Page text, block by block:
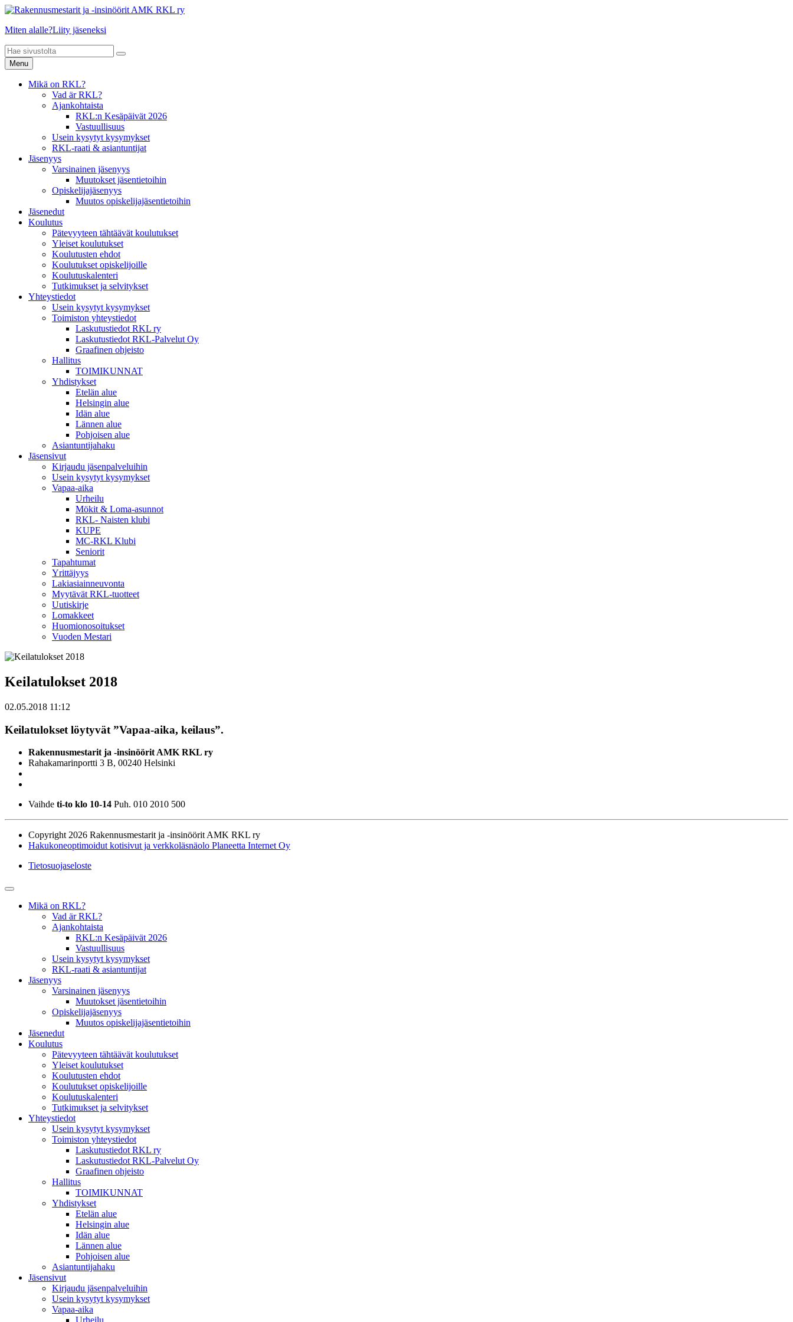
Miten alalle?Liity jäseneksi
Menu
Mikä on RKL?
Vad är RKL?
Ajankohtaista
RKL:n Kesäpäivät 2026
Vastuullisuus
Usein kysytyt kysymykset
RKL-raati & asiantuntijat
Jäsenyys
Varsinainen jäsenyys
Muutokset jäsentietoihin
Opiskelijajäsenyys
Muutos opiskelijajäsentietoihin
Jäsenedut
Koulutus
Pätevyyteen tähtäävät koulutukset
Yleiset koulutukset
Koulutusten ehdot
Koulutukset opiskelijoille
Koulutuskalenteri
Tutkimukset ja selvitykset
Yhteystiedot
Usein kysytyt kysymykset
Toimiston yhteystiedot
Laskutustiedot RKL ry
Laskutustiedot RKL-Palvelut Oy
Graafinen ohjeisto
Hallitus
TOIMIKUNNAT
Yhdistykset
Etelän alue
Helsingin alue
Idän alue
Lännen alue
Pohjoisen alue
Asiantuntijahaku
Jäsensivut
Kirjaudu jäsenpalveluihin
Usein kysytyt kysymykset
Vapaa-aika
Urheilu
Mökit & Loma-asunnot
RKL- Naisten klubi
KUPE
MC-RKL Klubi
Seniorit
Tapahtumat
Yrittäjyys
Lakiasiainneuvonta
Myytävät RKL-tuotteet
Uutiskirje
Lomakkeet
Huomionosoitukset
Vuoden Mestari
Keilatulokset 2018
02.05.2018 11:12
Keilatulokset löytyvät ”Vapaa-aika, keilaus”.
Rakennusmestarit ja -insinöörit AMK RKL ry
Rahakamarinportti 3 B, 00240 Helsinki
Vaihde ti-to klo 10-14 Puh. 010 2010 500
Copyright 2026 Rakennusmestarit ja -insinöörit AMK RKL ry
Hakukoneoptimoidut kotisivut ja verkkoläsnäolo Planeetta Internet Oy
Tietosuojaseloste
Mikä on RKL?
Vad är RKL?
Ajankohtaista
RKL:n Kesäpäivät 2026
Vastuullisuus
Usein kysytyt kysymykset
RKL-raati & asiantuntijat
Jäsenyys
Varsinainen jäsenyys
Muutokset jäsentietoihin
Opiskelijajäsenyys
Muutos opiskelijajäsentietoihin
Jäsenedut
Koulutus
Pätevyyteen tähtäävät koulutukset
Yleiset koulutukset
Koulutusten ehdot
Koulutukset opiskelijoille
Koulutuskalenteri
Tutkimukset ja selvitykset
Yhteystiedot
Usein kysytyt kysymykset
Toimiston yhteystiedot
Laskutustiedot RKL ry
Laskutustiedot RKL-Palvelut Oy
Graafinen ohjeisto
Hallitus
TOIMIKUNNAT
Yhdistykset
Etelän alue
Helsingin alue
Idän alue
Lännen alue
Pohjoisen alue
Asiantuntijahaku
Jäsensivut
Kirjaudu jäsenpalveluihin
Usein kysytyt kysymykset
Vapaa-aika